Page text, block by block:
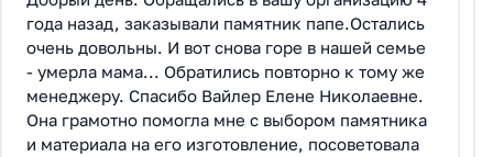
года назад, заказывали памятник папе.Остались
очень довольны. И вот снова горе в нашей семье
- умерла мама... Обратились повторно к тому же
менеджеру. Спасибо Вайлер Елене Николаевне.
Она грамотно помогла мне с выбором памятника
и материала на его изготовление, посоветовала